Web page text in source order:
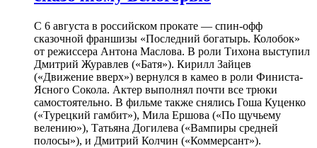
С 6 августа в российском прокате — спин-офф
сказочной франшизы «Последний богатырь. Колобок»
от режиссера Антона Маслова. В роли Тихона выступил
Дмитрий Журавлев («Батя»). Кирилл Зайцев
(«Движение вверх») вернулся в камео в роли Финиста-
Ясного Сокола. Актер выполнял почти все трюки
самостоятельно. В фильме также снялись Гоша Куценко
(«Турецкий гамбит»), Мила Ершова («По щучьему
велению»), Татьяна Догилева («Вампиры средней
полосы»), и Дмитрий Колчин («Коммерсант»).